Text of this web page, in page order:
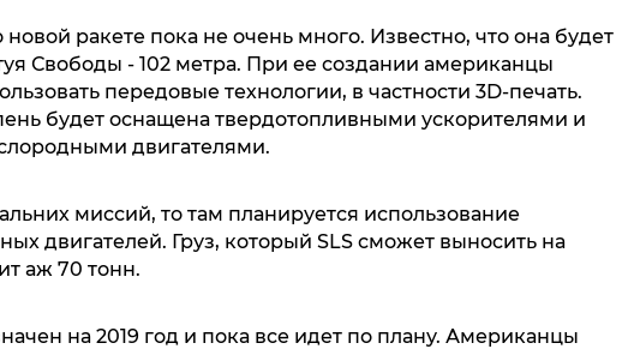
ракете пока не очень много. Известно, что она будет
Свободы - 102 метра. При ее создании американцы
передовые технологии, в частности 3D-печать.
будет оснащена твердотопливными ускорителями и
двигателями.
миссий, то там планируется использование
двигателей. Груз, который SLS сможет выносить на
аж 70 тонн.
на 2019 год и пока все идет по плану. Американцы